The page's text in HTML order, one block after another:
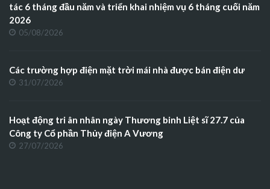
tác 6 tháng đầu năm và triển khai nhiệm vụ 6 tháng cuối năm
2026
05/08/2026
Các trường hợp điện mặt trời mái nhà được bán điện dư
31/07/2026
Hoạt động tri ân nhân ngày Thương binh Liệt sĩ 27.7 của
Công ty Cổ phần Thủy điện A Vương
27/07/2026